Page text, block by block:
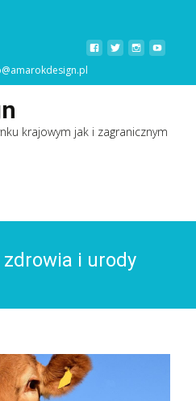
krajowym jak i zagranicznym
i urody